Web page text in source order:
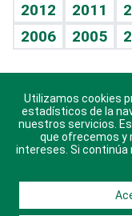
Celebrando la vida
Sin complejos
En pocas palabras
Escuchando al
Economía Personal
2012
2011
2006
2005
Descarga
© 2021 Diario
Utilizamos cookies
estadísticos de la
nuestros servicios.
que ofrecemos y
intereses. Si continúa